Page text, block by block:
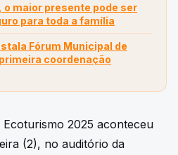
o maior presente pode ser
para toda a família
Fórum Municipal de
coordenação
2025 aconteceu
(2), no auditório da